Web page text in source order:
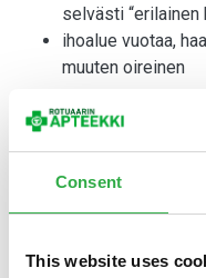
Consent
This website uses
selvästi “erilainen
ihoalue vuotaa,
muuten oireinen
Muistathan, jos
aurinkovauriot ovat
säännöllisesti
yksinkertaista. Tule